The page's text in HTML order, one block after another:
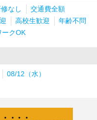
なし
交通費全額
高校生歓迎
年齢不問
ークOK
08/12（水）